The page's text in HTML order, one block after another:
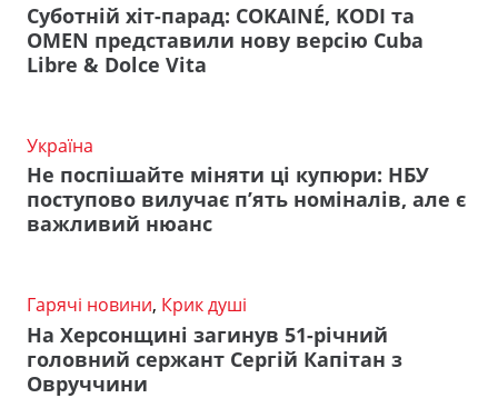
Суботній хіт-парад: COKAINÉ, KODI та
OMEN представили нову версію Cuba
Libre & Dolce Vita
Україна
Не поспішайте міняти ці купюри: НБУ
поступово вилучає п’ять номіналів, але є
важливий нюанс
Гарячі новини, Крик душі
На Херсонщині загинув 51-річний
головний сержант Сергій Капітан з
Овруччини